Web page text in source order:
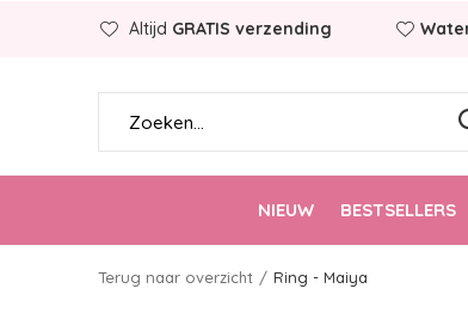
NIEUW BESTSELLERS
Altijd GRATIS verzending
Terug naar overzicht Ring - Maiya